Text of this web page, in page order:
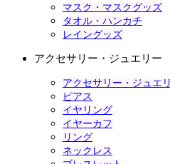
マスク・マスクグッズ
タオル・ハンカチ
レイングッズ
アクセサリー・ジュエリー
アクセサリー・ジュエ
ピアス
イヤリング
イヤーカフ
リング
ネックレス